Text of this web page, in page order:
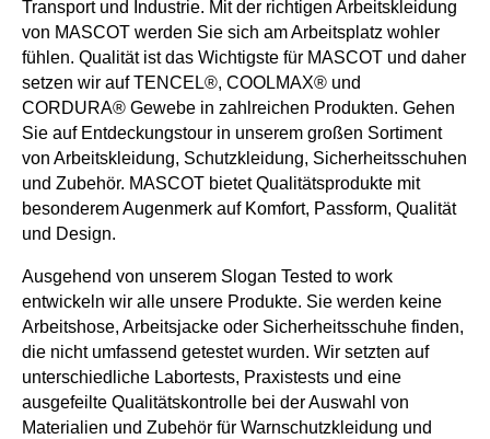
Transport und Industrie. Mit der richtigen Arbeitskleidung
von MASCOT werden Sie sich am Arbeitsplatz wohler
fühlen. Qualität ist das Wichtigste für MASCOT und daher
setzen wir auf TENCEL®, COOLMAX® und
CORDURA® Gewebe in zahlreichen Produkten. Gehen
Sie auf Entdeckungstour in unserem großen Sortiment
von Arbeitskleidung, Schutzkleidung, Sicherheitsschuhen
und Zubehör. MASCOT bietet Qualitätsprodukte mit
besonderem Augenmerk auf Komfort, Passform, Qualität
und Design.
Ausgehend von unserem Slogan Tested to work
entwickeln wir alle unsere Produkte. Sie werden keine
Arbeitshose, Arbeitsjacke oder Sicherheitsschuhe finden,
die nicht umfassend getestet wurden. Wir setzten auf
unterschiedliche Labortests, Praxistests und eine
ausgefeilte Qualitätskontrolle bei der Auswahl von
Materialien und Zubehör für Warnschutzkleidung und